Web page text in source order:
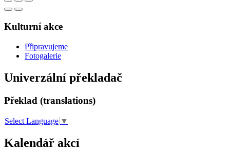
Kulturní akce
Připravujeme
Fotogalerie
Univerzální překladač
Překlad (translations)
Select Language ▼
Kalendář akcí